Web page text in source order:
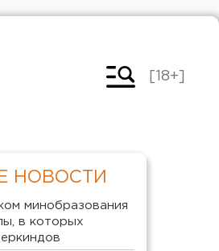
[18+]
НОВОСТИ
минобразования
в которых